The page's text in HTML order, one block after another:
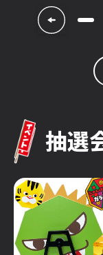
抽選